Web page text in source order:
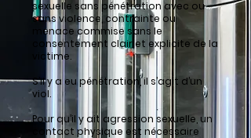
sexuelle sans pénétration avec ou
sans violence, contrainte ou
menace commise sans le
consentement clair et explicite de la
victime.
S’il y a eu pénétration, il s’agit d’un
viol.
Pour qu’il y ait agression sexuelle, un
contact physique est nécessaire